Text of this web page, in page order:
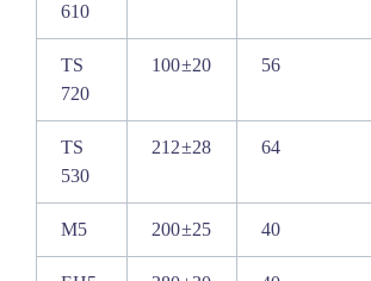
610
TS
720
100±20 56
TS
530
212±28 64
M5 200±25 40